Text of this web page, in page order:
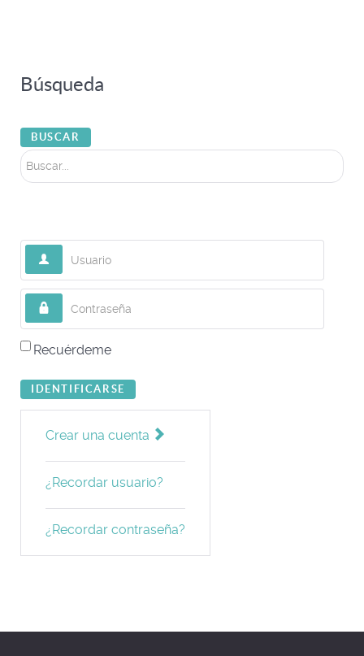
Búsqueda
BUSCAR
Contraseña
Recuérdeme
IDENTIFICARSE
Crear una cuenta
¿Recordar usuario?
¿Recordar contraseña?